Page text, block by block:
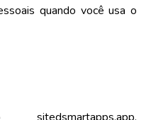
quando você usa o